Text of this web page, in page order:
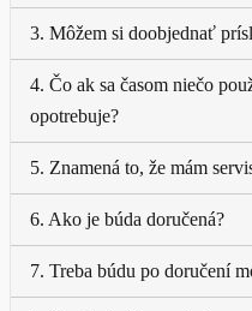
3. Môžem si doobjednať
4. Čo ak sa časom niečo
opotrebuje?
5. Znamená to, že mám
6. Ako je búda doručená?
7. Treba búdu po doručení